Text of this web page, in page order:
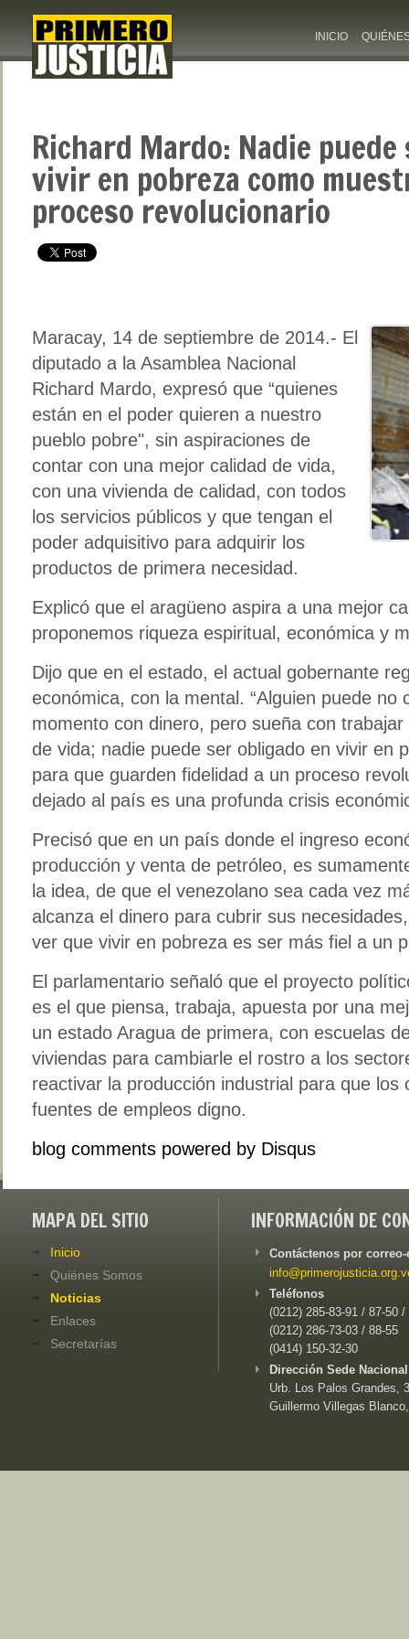
INICIO
Richard Mardo: Nadie
vivir en pobreza como
proceso revolucionario
Maracay, 14 de septiembre de 2014.- El
diputado a la Asamblea Nacional
Richard Mardo, expresó que “quienes
están en el poder quieren a nuestro
pueblo pobre", sin aspiraciones de
contar con una mejor calidad de vida,
con una vivienda de calidad, con todos
los servicios públicos y que tengan el
poder adquisitivo para adquirir los
productos de primera necesidad.
Explicó que el aragüeno aspira a una mejor
proponemos riqueza espiritual, económica y
Dijo que en el estado, el actual gobernante
económica, con la mental. “Alguien puede no
momento con dinero, pero sueña con
de vida; nadie puede ser obligado en vivir en
para que guarden fidelidad a un proceso
dejado al país es una profunda crisis
Precisó que en un país donde el ingreso
producción y venta de petróleo, es
la idea, de que el venezolano sea cada vez
alcanza el dinero para cubrir sus
ver que vivir en pobreza es ser más fiel a un
El parlamentario señaló que el proyecto
es el que piensa, trabaja, apuesta por una
un estado Aragua de primera, con escuelas
viviendas para cambiarle el rostro a los
reactivar la producción industrial para que los
fuentes de empleos digno.
blog comments powered by Disqus
MAPA DEL SITIO
Inicio
Quiénes Somos
Noticias
Enlaces
Secretarías
INFORMACIÓN DE
Contáctenos por
Teléfonos
(0212) 285-83-91 / 87-50 /
(0212) 286-73-03 / 88-55
(0414) 150-32-30
Dirección Sede
Urb. Los Palos Grandes,
Guillermo Villegas